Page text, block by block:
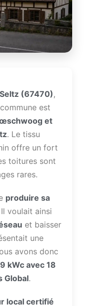
Seltz (67470) ,
est
et
. Le tissu
offre un fort
toitures sont
rares.
produire sa
Il voulait ainsi
et baisser
une
avons donc
9 kWc avec 18
Global.
local certifié